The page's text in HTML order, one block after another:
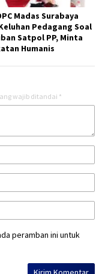
Madas Surabaya
Pedagang Soal
Satpol PP, Minta
Humanis
wajib ditandai *
peramban ini untuk